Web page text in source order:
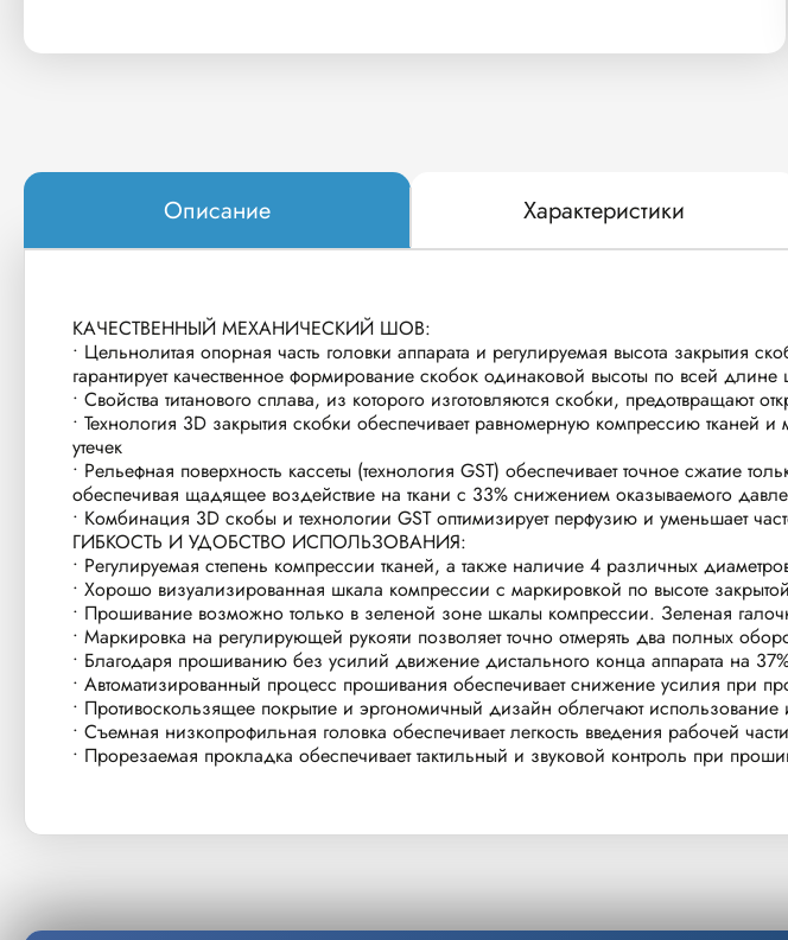
Описание Характеристики
КАЧЕСТВЕННЫЙ МЕХАНИЧЕСКИЙ ШОВ:
• Цельнолитая опорная часть головки аппарата и регулируемая высота закрытия
гарантирует качественное формирование скобок одинаковой высоты по всей длине
• Свойства титанового сплава, из которого изготовляются скобки, предотвращают
• Технология 3D закрытия скобки обеспечивает равномерную компрессию тканей
утечек
• Рельефная поверхность кассеты (технология GST) обеспечивает точное сжатие
обеспечивая щадящее воздействие на ткани с 33% снижением оказываемого
• Комбинация 3D скобы и технологии GST оптимизирует перфузию и уменьшает
ГИБКОСТЬ И УДОБСТВО ИСПОЛЬЗОВАНИЯ:
• Регулируемая степень компрессии тканей, а также наличие 4 различных
• Хорошо визуализированная шкала компрессии с маркировкой по высоте
• Прошивание возможно только в зеленой зоне шкалы компрессии. Зеленая
• Маркировка на регулирующей рукояти позволяет точно отмерять два полных
• Благодаря прошиванию без усилий движение дистального конца аппарата на
• Автоматизированный процесс прошивания обеспечивает снижение усилия при
• Противоскользящее покрытие и эргономичный дизайн облегчают использование
• Съемная низкопрофильная головка обеспечивает легкость введения рабочей
• Прорезаемая прокладка обеспечивает тактильный и звуковой контроль при